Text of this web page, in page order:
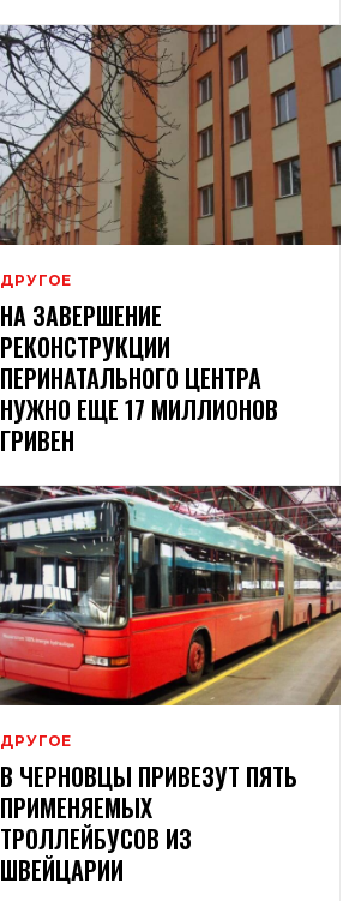
ДРУГОЕ
НА ЗАВЕРШЕНИЕ
РЕКОНСТРУКЦИИ
ПЕРИНАТАЛЬНОГО ЦЕНТРА
НУЖНО ЕЩЕ 17 МИЛЛИОНОВ
ГРИВЕН
ДРУГОЕ
В ЧЕРНОВЦЫ ПРИВЕЗУТ ПЯТЬ
ПРИМЕНЯЕМЫХ
ТРОЛЛЕЙБУСОВ ИЗ
ШВЕЙЦАРИИ